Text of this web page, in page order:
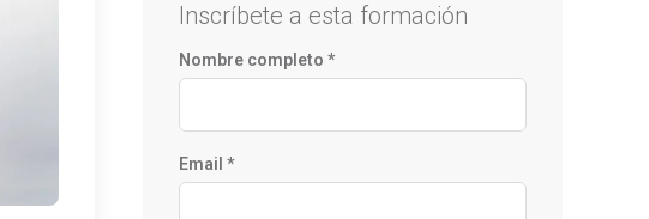
Inscríbete a esta formación
Nombre completo *
Email *